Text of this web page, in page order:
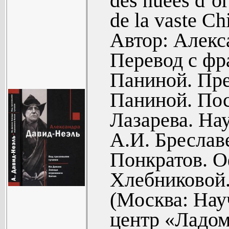
Колдуны
великий,
лама
несмотря
Первое
Визит к
описывает
тибетцев, а
тренировки.
Для широкого
de la vaste
Автор:
Перевод с
Паниной.
Паниной.
Лазарева.
А.И.
Понкратов.
(Москва:
центр